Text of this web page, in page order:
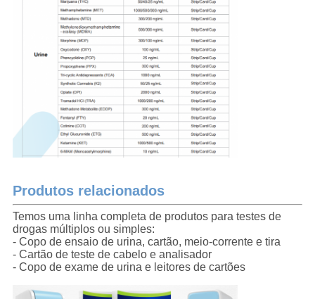
Produtos relacionados
Temos uma linha completa de produtos para testes de
drogas múltiplos ou simples:
- Copo de ensaio de urina, cartão, meio-corrente e tira
- Cartão de teste de cabelo e analisador
- Copo de exame de urina e leitores de cartões